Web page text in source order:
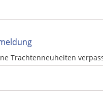
Trachtenneuheiten